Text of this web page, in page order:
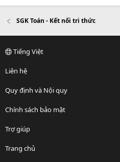
SGK Toán - Kết nối tri thức
Tiếng Việt
Liên hệ
Quy định và Nội quy
Chính sách bảo mật
Trợ giúp
Trang chủ